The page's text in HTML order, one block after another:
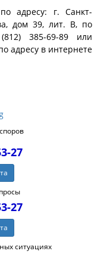
адресу: г. Санкт-
дом 39, лит. В, по
385-69-89 или
адресу в интернете
27
27
ситуациях